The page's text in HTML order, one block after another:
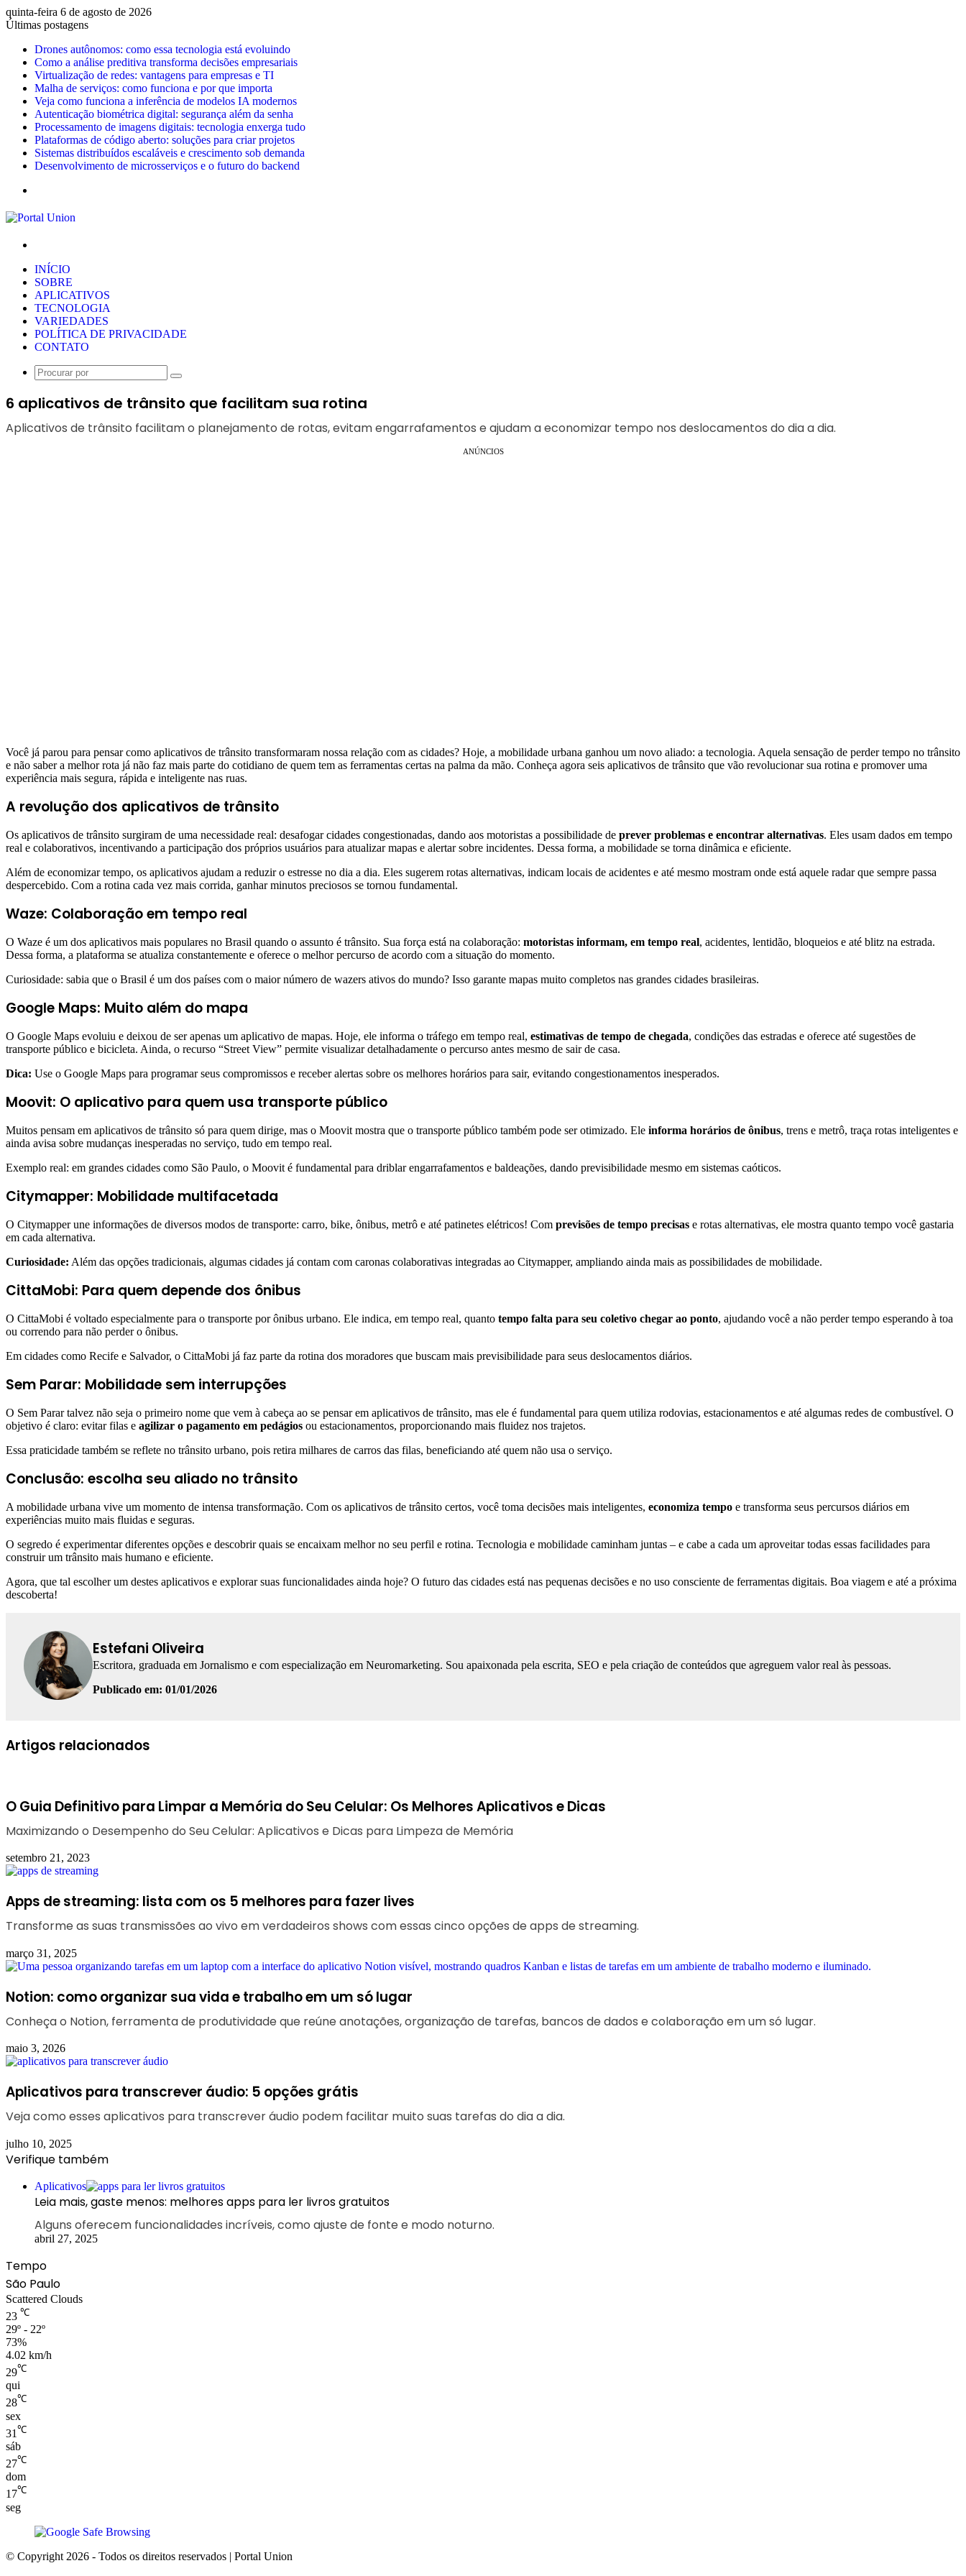
quinta-feira 6 de agosto de 2026
Últimas postagens
Drones autônomos: como essa tecnologia está evoluindo
Como a análise preditiva transforma decisões empresariais
Virtualização de redes: vantagens para empresas e TI
Malha de serviços: como funciona e por que importa
Veja como funciona a inferência de modelos IA modernos
Autenticação biométrica digital: segurança além da senha
Processamento de imagens digitais: tecnologia enxerga tudo
Plataformas de código aberto: soluções para criar projetos
Sistemas distribuídos escaláveis e crescimento sob demanda
Desenvolvimento de microsserviços e o futuro do backend
INÍCIO
SOBRE
APLICATIVOS
TECNOLOGIA
VARIEDADES
POLÍTICA DE PRIVACIDADE
CONTATO
Procurar
6 aplicativos de trânsito que facilitam sua rotina
Aplicativos de trânsito facilitam o planejamento de rotas, evitam engarrafamentos e ajudam a economizar tempo nos deslocamentos do dia a dia.
ANÚNCIOS
Você já parou para pensar como aplicativos de trânsito transformaram nossa relação com as cidades? Hoje, a mobilidade urbana ganhou um novo aliado: a tecnologia. Aquela sensação de perder tempo no trânsito
e não saber a melhor rota já não faz mais parte do cotidiano de quem tem as ferramentas certas na palma da mão. Conheça agora seis aplicativos de trânsito que vão revolucionar sua rotina e promover uma
experiência mais segura, rápida e inteligente nas ruas.
A revolução dos aplicativos de trânsito
Os aplicativos de trânsito surgiram de uma necessidade real: desafogar cidades congestionadas, dando aos motoristas a possibilidade de prever problemas e encontrar alternativas. Eles usam dados em tempo
real e colaborativos, incentivando a participação dos próprios usuários para atualizar mapas e alertar sobre incidentes. Dessa forma, a mobilidade se torna dinâmica e eficiente.
Além de economizar tempo, os aplicativos ajudam a reduzir o estresse no dia a dia. Eles sugerem rotas alternativas, indicam locais de acidentes e até mesmo mostram onde está aquele radar que sempre passa
despercebido. Com a rotina cada vez mais corrida, ganhar minutos preciosos se tornou fundamental.
Waze: Colaboração em tempo real
O Waze é um dos aplicativos mais populares no Brasil quando o assunto é trânsito. Sua força está na colaboração: motoristas informam, em tempo real, acidentes, lentidão, bloqueios e até blitz na estrada.
Dessa forma, a plataforma se atualiza constantemente e oferece o melhor percurso de acordo com a situação do momento.
Curiosidade: sabia que o Brasil é um dos países com o maior número de wazers ativos do mundo? Isso garante mapas muito completos nas grandes cidades brasileiras.
Google Maps: Muito além do mapa
O Google Maps evoluiu e deixou de ser apenas um aplicativo de mapas. Hoje, ele informa o tráfego em tempo real, estimativas de tempo de chegada, condições das estradas e oferece até sugestões de
transporte público e bicicleta. Ainda, o recurso “Street View” permite visualizar detalhadamente o percurso antes mesmo de sair de casa.
Dica: Use o Google Maps para programar seus compromissos e receber alertas sobre os melhores horários para sair, evitando congestionamentos inesperados.
Moovit: O aplicativo para quem usa transporte público
Muitos pensam em aplicativos de trânsito só para quem dirige, mas o Moovit mostra que o transporte público também pode ser otimizado. Ele informa horários de ônibus, trens e metrô, traça rotas inteligentes e
ainda avisa sobre mudanças inesperadas no serviço, tudo em tempo real.
Exemplo real: em grandes cidades como São Paulo, o Moovit é fundamental para driblar engarrafamentos e baldeações, dando previsibilidade mesmo em sistemas caóticos.
Citymapper: Mobilidade multifacetada
O Citymapper une informações de diversos modos de transporte: carro, bike, ônibus, metrô e até patinetes elétricos! Com previsões de tempo precisas e rotas alternativas, ele mostra quanto tempo você gastaria
em cada alternativa.
Curiosidade: Além das opções tradicionais, algumas cidades já contam com caronas colaborativas integradas ao Citymapper, ampliando ainda mais as possibilidades de mobilidade.
CittaMobi: Para quem depende dos ônibus
O CittaMobi é voltado especialmente para o transporte por ônibus urbano. Ele indica, em tempo real, quanto tempo falta para seu coletivo chegar ao ponto, ajudando você a não perder tempo esperando à toa
ou correndo para não perder o ônibus.
Em cidades como Recife e Salvador, o CittaMobi já faz parte da rotina dos moradores que buscam mais previsibilidade para seus deslocamentos diários.
Sem Parar: Mobilidade sem interrupções
O Sem Parar talvez não seja o primeiro nome que vem à cabeça ao se pensar em aplicativos de trânsito, mas ele é fundamental para quem utiliza rodovias, estacionamentos e até algumas redes de combustível. O
objetivo é claro: evitar filas e agilizar o pagamento em pedágios ou estacionamentos, proporcionando mais fluidez nos trajetos.
Essa praticidade também se reflete no trânsito urbano, pois retira milhares de carros das filas, beneficiando até quem não usa o serviço.
Conclusão: escolha seu aliado no trânsito
A mobilidade urbana vive um momento de intensa transformação. Com os aplicativos de trânsito certos, você toma decisões mais inteligentes, economiza tempo e transforma seus percursos diários em
experiências muito mais fluidas e seguras.
O segredo é experimentar diferentes opções e descobrir quais se encaixam melhor no seu perfil e rotina. Tecnologia e mobilidade caminham juntas – e cabe a cada um aproveitar todas essas facilidades para
construir um trânsito mais humano e eficiente.
Agora, que tal escolher um destes aplicativos e explorar suas funcionalidades ainda hoje? O futuro das cidades está nas pequenas decisões e no uso consciente de ferramentas digitais. Boa viagem e até a próxima
descoberta!
Estefani Oliveira
Escritora, graduada em Jornalismo e com especialização em Neuromarketing. Sou apaixonada pela escrita, SEO e pela criação de conteúdos que agreguem valor real às pessoas.
Publicado em: 01/01/2026
Facebook
Linkedin
WhatsApp
Telegram
Artigos relacionados
O Guia Definitivo para Limpar a Memória do Seu Celular: Os Melhores Aplicativos e Dicas
Maximizando o Desempenho do Seu Celular: Aplicativos e Dicas para Limpeza de Memória
setembro 21, 2023
Apps de streaming: lista com os 5 melhores para fazer lives
Transforme as suas transmissões ao vivo em verdadeiros shows com essas cinco opções de apps de streaming.
março 31, 2025
Notion: como organizar sua vida e trabalho em um só lugar
Conheça o Notion, ferramenta de produtividade que reúne anotações, organização de tarefas, bancos de dados e colaboração em um só lugar.
maio 3, 2026
Aplicativos para transcrever áudio: 5 opções grátis
Veja como esses aplicativos para transcrever áudio podem facilitar muito suas tarefas do dia a dia.
julho 10, 2025
Verifique também
Aplicativos
Leia mais, gaste menos: melhores apps para ler livros gratuitos
Alguns oferecem funcionalidades incríveis, como ajuste de fonte e modo noturno.
abril 27, 2025
Tempo
São Paulo
Scattered Clouds
23 ℃
29º - 22º
73%
4.02 km/h
29℃
qui
28℃
sex
31 ℃
sáb
27℃
dom
17℃
seg
© Copyright 2026 - Todos os direitos reservados | Portal Union